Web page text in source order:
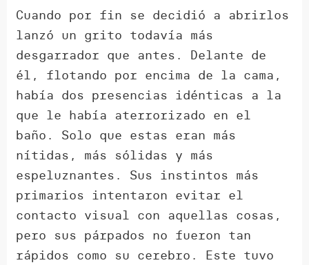
Cuando por fin se decidió a abrirlos
lanzó un grito todavía más
desgarrador que antes. Delante de
él, flotando por encima de la cama,
había dos presencias idénticas a la
que le había aterrorizado en el
baño. Solo que estas eran más
nítidas, más sólidas y más
espeluznantes. Sus instintos más
primarios intentaron evitar el
contacto visual con aquellas cosas,
pero sus párpados no fueron tan
rápidos como su cerebro. Este tuvo